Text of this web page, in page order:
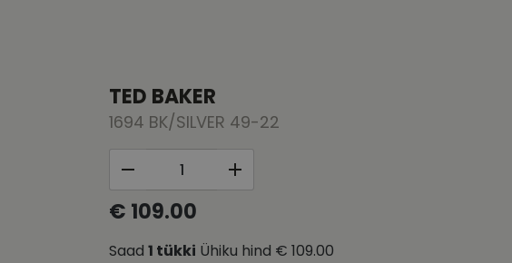
TED BAKER
1694 BK/SILVER 49-22
€ 109.00
Saad 1 tükki Ühiku hind € 109.00